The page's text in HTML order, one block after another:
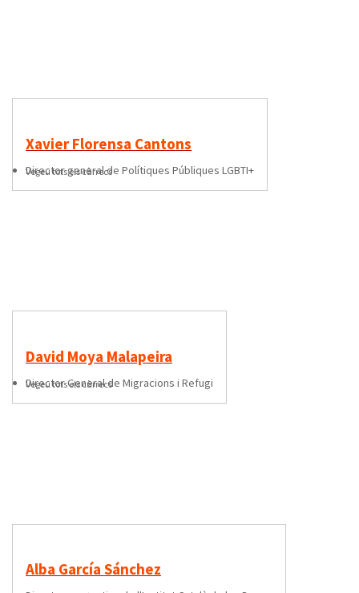
Xavier Florensa Cantons
director general de Polítiques Públiques LGBTI+
Vegeu tots els càrrecs
David Moya Malapeira
Director General de Migracions i Refugi
Vegeu tots els càrrecs
Alba García Sánchez